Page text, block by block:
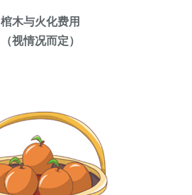
棺木与火化费用
（视情况而定）